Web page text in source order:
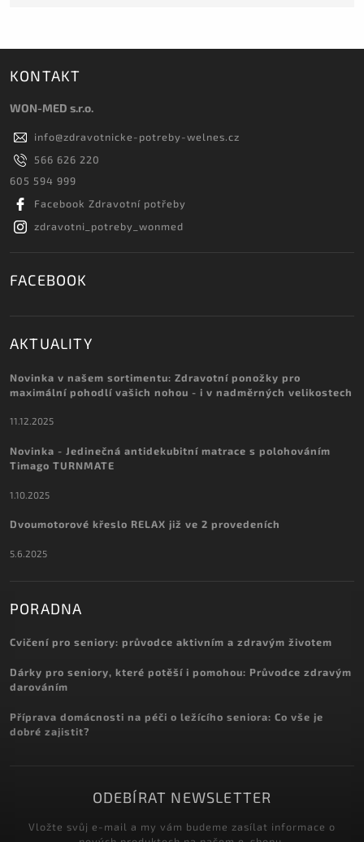
KONTAKT
WON-MED s.r.o.
info@zdravotnicke-potreby-welnes.cz
566 626 220
605 594 999
Facebook Zdravotní potřeby
zdravotni_potreby_wonmed
FACEBOOK
AKTUALITY
Novinka v našem sortimentu: Zdravotní ponožky pro
maximální pohodlí vašich nohou - i v nadměrných velikostech
11.12.2025
Novinka - Jedinečná antidekubitní matrace s polohováním
Timago TURNMATE
1.10.2025
Dvoumotorové křeslo RELAX již ve 2 provedeních
5.6.2025
PORADNA
Cvičení pro seniory: průvodce aktivním a zdravým životem
Dárky pro seniory, které potěší i pomohou: Průvodce zdravým
darováním
Příprava domácnosti na péči o ležícího seniora: Co vše je
dobré zajistit?
ODEBÍRAT NEWSLETTER
Vložte svůj e-mail a my vám budeme zasílat informace o